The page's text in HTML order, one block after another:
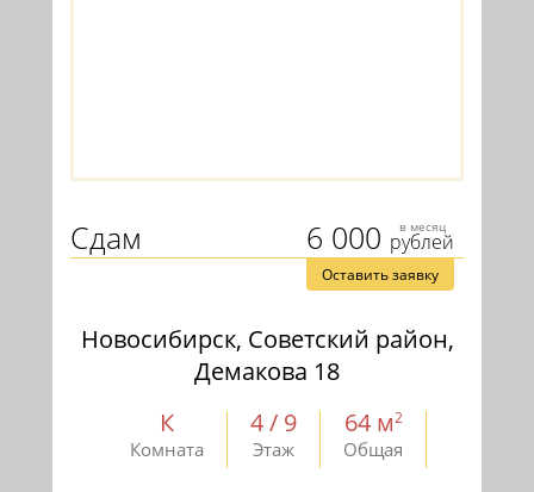
6 000 в месяц
рублей
Сдам
Оставить заявку
Новосибирск, Советский район,
Демакова 18
К
Комната
4 / 9
Этаж
64 м2
Общая